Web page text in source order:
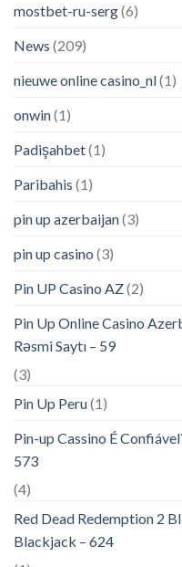
mostbet-ru-serg(6)
News (209)
nieuwe online casino_nl(1)
onwin(1)
Padişahbet(1)
Paribahis (1)
pin up azerbaijan(3)
pin up casino (3)
Pin UP Casino AZ(2)
Pin Up Online Casino
Rəsmi Saytı – 59
(3)
Pin Up Peru(1)
Pin-up Cassino É
573
(4)
Red Dead Redemption 2
Blackjack – 624